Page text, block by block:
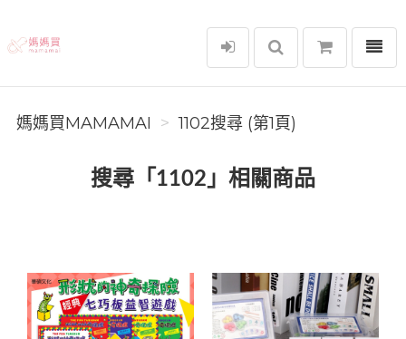
媽媽買MAMAMAI
選單
媽媽買MAMAMAI 1102搜尋 (第1頁)
搜尋「1102」相關商品